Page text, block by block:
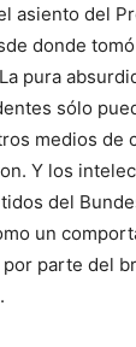
asiento del
donde
pura
sólo
medios de
Y los
del
un
parte del